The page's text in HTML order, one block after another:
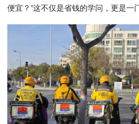
便宜？”这不仅是省钱的学问，更是一